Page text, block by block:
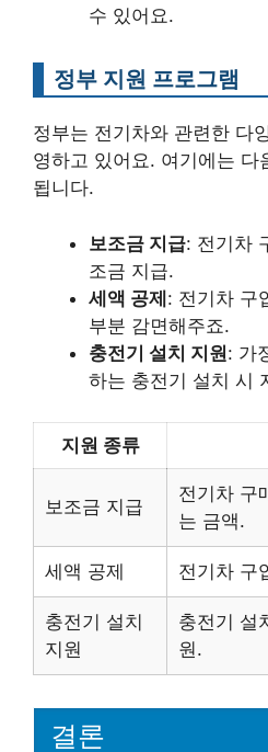
수 있어요.
정부 지원 프로그램
정부는 전기차와 관련한 다
영하고 있어요. 여기에는 다
됩니다.
보조금 지급: 전기차
조금 지급.
세액 공제: 전기차 구
부분 감면해주죠.
충전기 설치 지원: 가
하는 충전기 설치 시
지원 종류
보조금 지급
전기차 구
는 금액.
세액 공제 전기차 구
충전기 설치
지원
충전기 설
원.
결론